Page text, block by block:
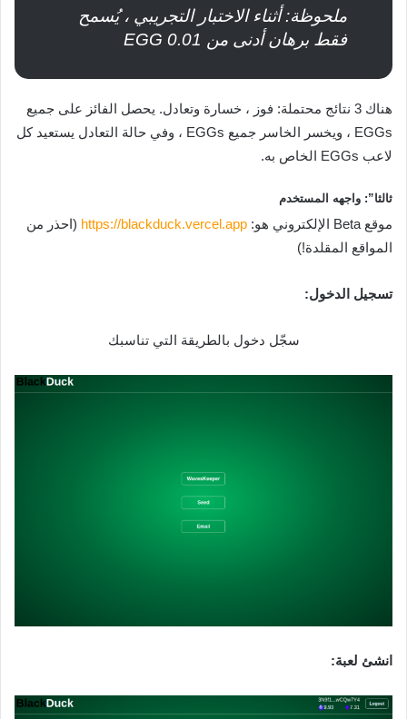
ملحوظة: أثناء الاختبار التجريبي ، يُسمح
فقط برهان أدنى من 0.01 EGG
هناك 3 نتائج محتملة: فوز ، خسارة وتعادل. يحصل الفائز على جميع
EGGs ، ويخسر الخاسر جميع EGGs ، وفي حالة التعادل يستعيد كل
لاعب EGGs الخاص به.‌‌
ثالثا”: واجهه المستخدم
موقع Beta الإلكتروني هو: https://blackduck.vercel.app (احذر من
المواقع المقلدة!)
تسجيل الدخول‌‌:
سجّل دخول بالطريقة التي تناسبك
انشئ لعبة‌‌: